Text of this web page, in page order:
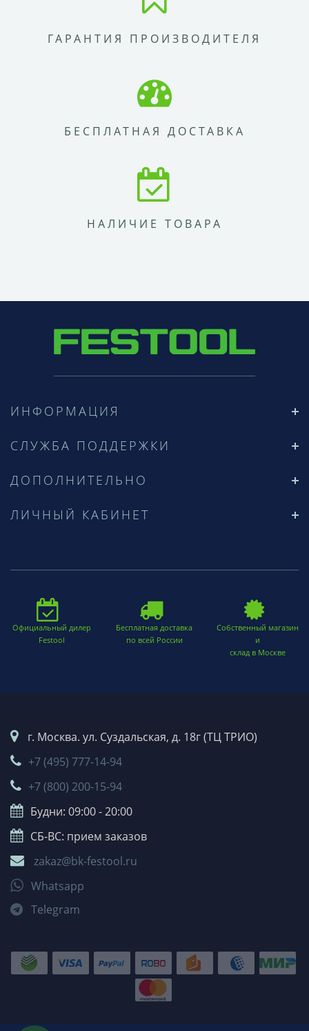
ГАРАНТИЯ ПРОИЗВОДИТЕЛЯ
БЕСПЛАТНАЯ ДОСТАВКА
НАЛИЧИЕ ТОВАРА
ИНФОРМАЦИЯ
СЛУЖБА ПОДДЕРЖКИ
ДОПОЛНИТЕЛЬНО
ЛИЧНЫЙ КАБИНЕТ
Официальный дилер
Festool
Бесплатная доставка
по всей России
Собственный магазин
и
склад в Москве
г. Москва. ул. Суздальская, д. 18г (ТЦ ТРИО)
+7 (495) 777-14-94
+7 (800) 200-15-94
Будни: 09:00 - 20:00
СБ-ВС: прием заказов
zakaz@bk-festool.ru
Whatsapp
Telegram